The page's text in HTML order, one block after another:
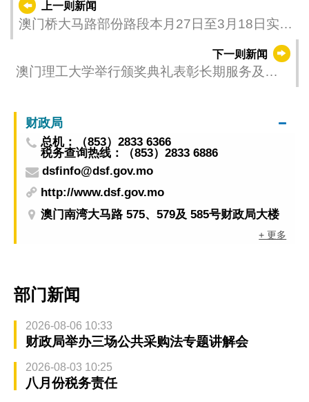
上一则新闻
澳门桥大马路部份路段本月27日至3月18日实施
下一则新闻
澳门理工大学举行颁奖典礼表彰长期服务及优
财政局
总机：（853）2833 6366
税务查询热线：（853）2833 6886
dsfinfo@dsf.gov.mo
http://www.dsf.gov.mo
澳门南湾大马路 575、579及 585号财政局大楼
+ 更多
部门新闻
2026-08-06 10:33
财政局举办三场公共采购法专题讲解会
2026-08-03 10:25
八月份税务责任